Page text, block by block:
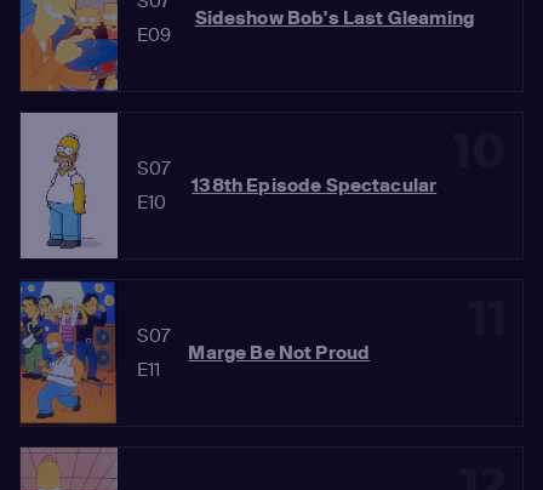
E09
Sideshow Bob's Last Gleaming
S07
E10
138th Episode Spectacular
S07
E11
Marge Be Not Proud